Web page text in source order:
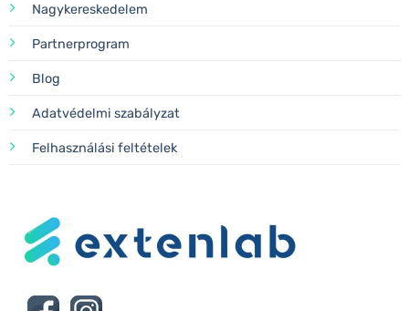
Nagykereskedelem
Partnerprogram
Blog
Adatvédelmi szabályzat
Felhasználási feltételek